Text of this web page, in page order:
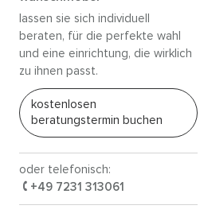
lassen sie sich individuell
beraten, für die perfekte wahl
und eine einrichtung, die wirklich
zu ihnen passt.
kostenlosen
beratungstermin buchen
oder telefonisch:
+49 7231 313061